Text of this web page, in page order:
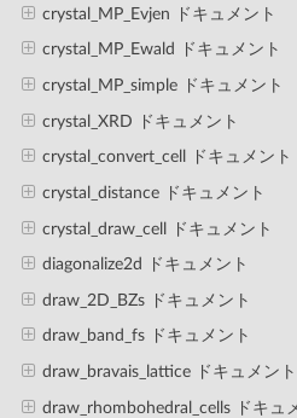
crystal_MP_Evjen ドキュメント
crystal_MP_Ewald ドキュメント
crystal_MP_simple ドキュメント
crystal_XRD ドキュメント
crystal_convert_cell ドキュメント
crystal_distance ドキュメント
crystal_draw_cell ドキュメント
diagonalize2d ドキュメント
draw_2D_BZs ドキュメント
draw_band_fs ドキュメント
draw_bravais_lattice ドキュメント
draw_rhombohedral_cells ドキュ